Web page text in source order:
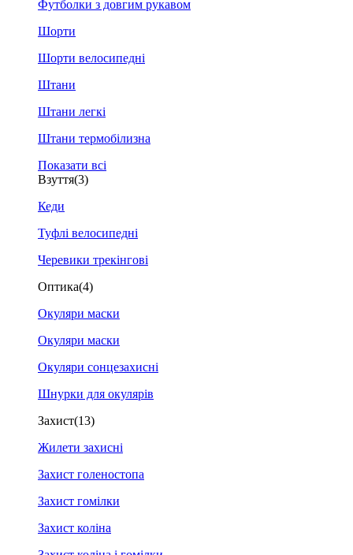
Футболки з довгим рукавом
Шорти
Шорти велосипедні
Штани
Штани легкі
Штани термобілизна
Показати всі
Взуття(3)
Кеди
Туфлі велосипедні
Черевики трекінгові
Оптика(4)
Окуляри маски
Окуляри маски
Окуляри сонцезахисні
Шнурки для окулярів
Захист(13)
Жилети захисні
Захист голеностопа
Захист гомілки
Захист коліна